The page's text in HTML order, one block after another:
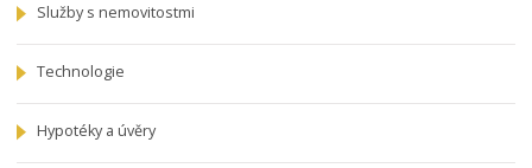
Služby s nemovitostmi
Technologie
Hypotéky a úvěry